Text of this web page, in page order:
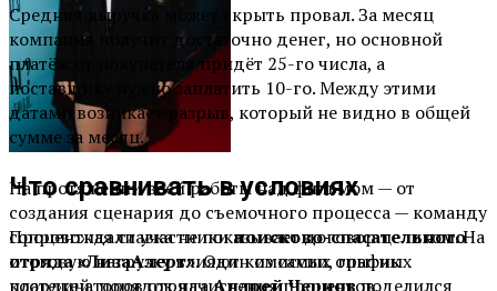
На протяжении всей работы над фильмом — от
создания сценария до съемочного процесса — команду
сопровождали участникипоисково-спасательного
отряда «ЛизаАлерт». Один из самых опытных
координаторов отрядаАндрей Черновподелился
Средняя выручка может скрыть провал. За месяц
компания получит достаточно денег, но основной
платёж от покупателя придёт 25-го числа, а
поставщику нужно заплатить 10-го. Между этими
датами возникает разрыв, который не видно в общей
сумме за месяц.
Что сравнивать в условиях
Процентная ставка не показывает договор целиком. На
итоговую нагрузку влияют комиссии, график
платежей, порядок начисления процентов,